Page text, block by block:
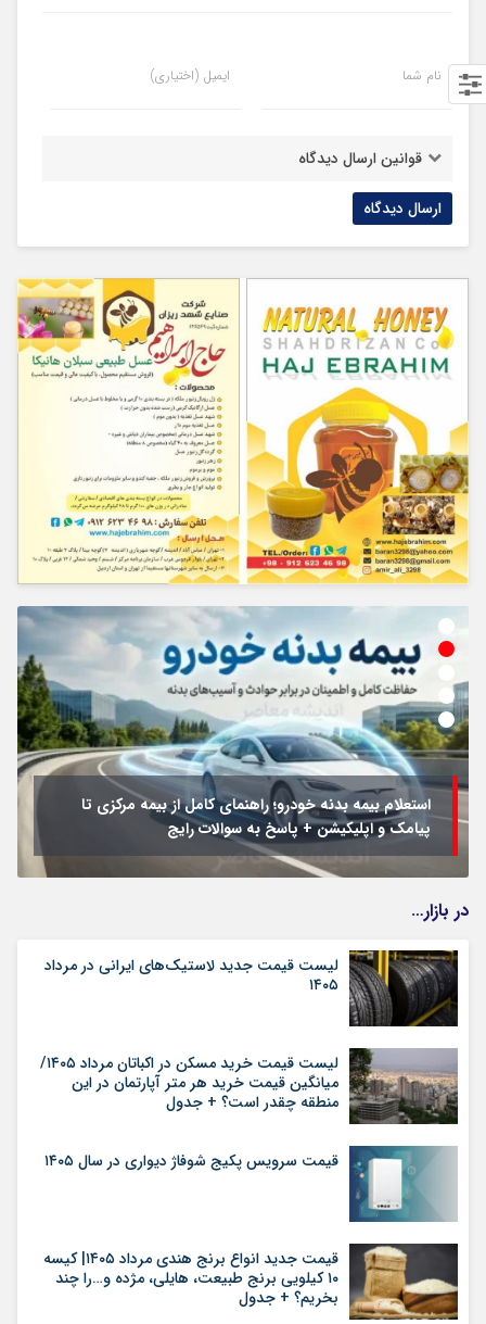
نام شما ایمیل (اختیاری)
قوانین ارسال دیدگاه
استعلام بیمه بدنه خودرو؛ راهنمای کامل از بیمه مرکزی تا
پیامک و اپلیکیشن + پاسخ به سوالات رایج
در بازار…
لیست قیمت جدید لاستیک‌های ایرانی در مرداد
۱۴۰۵
لیست قیمت خرید مسکن در اکباتان مرداد ۱۴۰۵/
میانگین قیمت خرید هر متر آپارتمان در این
منطقه چقدر است؟ + جدول
قیمت سرویس پکیج شوفاژ دیواری در سال ۱۴۰۵
قیمت جدید انواع برنج هندی مرداد ۱۴۰۵| کیسه
۱۰ کیلویی برنج طبیعت، هایلی، مژده و…را چند
بخریم؟ + جدول